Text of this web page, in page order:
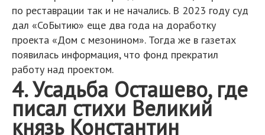
по реставрации так и не начались. В 2023 году суд
дал «СоБытию» еще два года на доработку
проекта «Дом с мезонином». Тогда же в газетах
появилась информация, что фонд прекратил
работу над проектом.
4. Усадьба Осташево, где
писал стихи Великий
князь Константин